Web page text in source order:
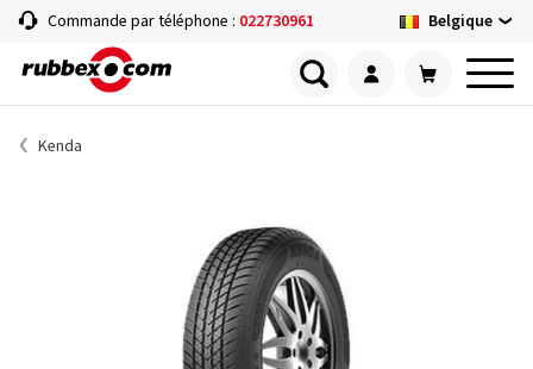
Commande par téléphone : 022730961 Belgique
Kenda